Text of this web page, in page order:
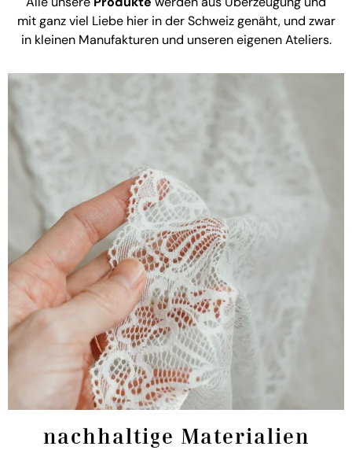
mit ganz viel Liebe hier in der Schweiz genäht, und zwar
in kleinen Manufakturen und unseren eigenen Ateliers.
nachhaltige Materialien